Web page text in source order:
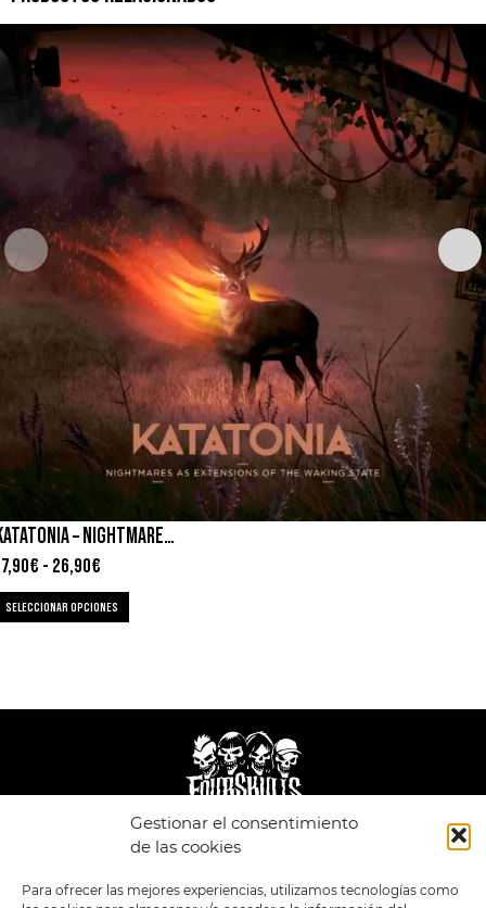
Gestionar el consentimiento
de las cookies
Para ofrecer las mejores experiencias, utilizamos tecnologías como
KATATONIA – NIGHTMARES AS EXTENSIONS OF THE WAKING STATE
€ - 26,90€
SELECCIONAR OPCIONES
POLÍTICA DE
PRIVACIDAD
TIENDA
ESTILOS